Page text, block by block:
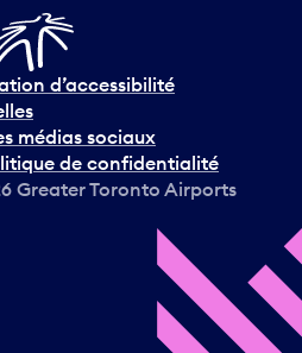
d’accessibilité
médias sociaux
de confidentialité
Greater Toronto Airports